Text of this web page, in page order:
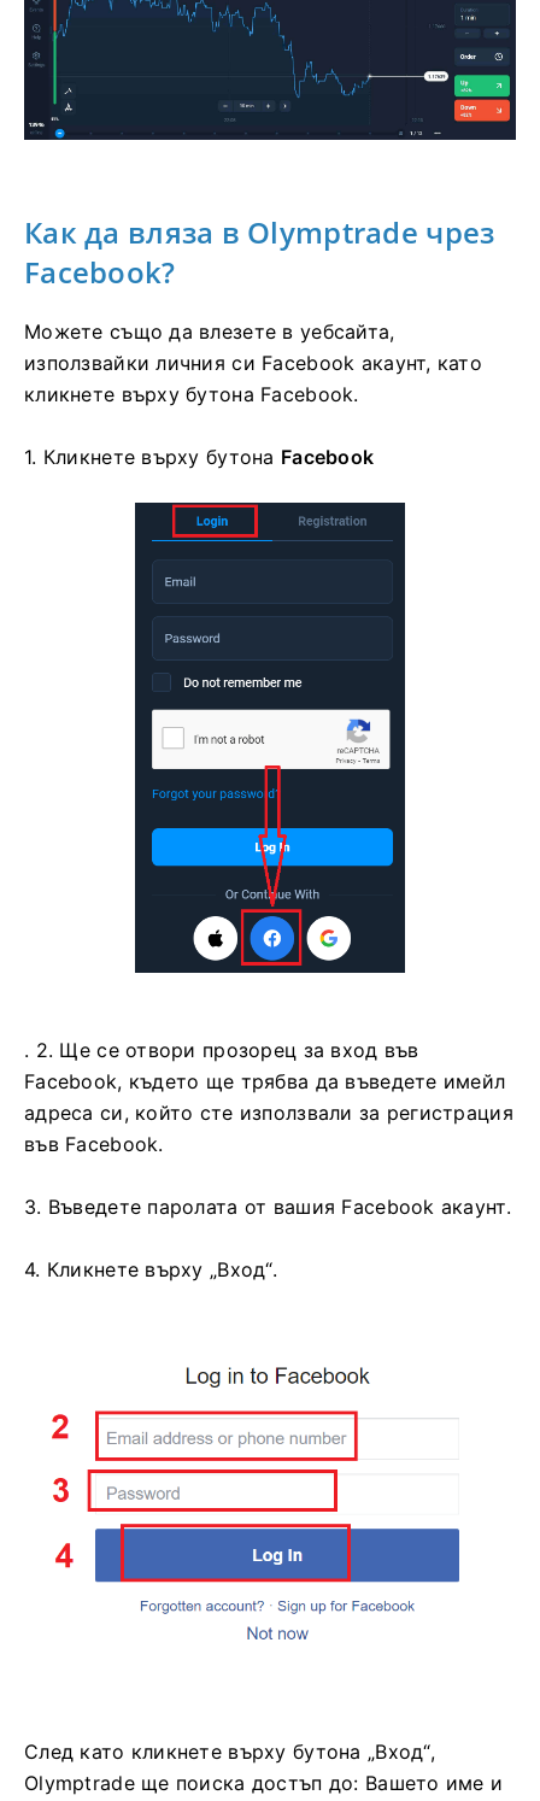
Как да вляза в Olymptrade чрез
Facebook?
Можете също да влезете в уебсайта,
използвайки личния си Facebook акаунт, като
кликнете върху бутона Facebook.
1. Кликнете върхубутона Facebook
. 2. Ще се отвори прозорец за вход във
Facebook, където ще трябва да въведете имейл
адреса си, който сте използвали за регистрация
във Facebook.
3. Въведете паролата от вашия Facebook акаунт.
4. Кликнете върху „Вход“.
След като кликнете върху бутона „Вход“,
Olymptrade ще поиска достъп до: Вашето име и